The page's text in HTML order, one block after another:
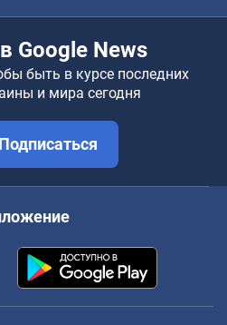
Google News
быть в курсе последних
и мира сегодня
Подписаться